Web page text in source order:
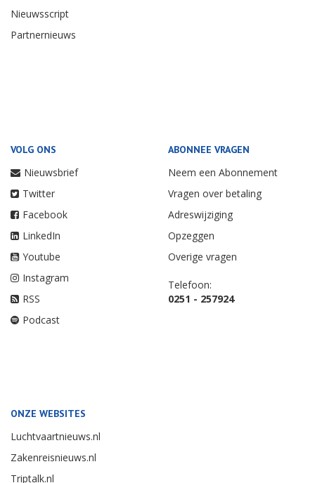
Nieuwsscript
Partnernieuws
VOLG ONS
Nieuwsbrief
Twitter
Facebook
LinkedIn
Youtube
Instagram
RSS
Podcast
ABONNEE VRAGEN
Neem een Abonnement
Vragen over betaling
Adreswijziging
Opzeggen
Overige vragen
Telefoon:
0251 - 257924
ONZE WEBSITES
Luchtvaartnieuws.nl
Zakenreisnieuws.nl
Triptalk.nl